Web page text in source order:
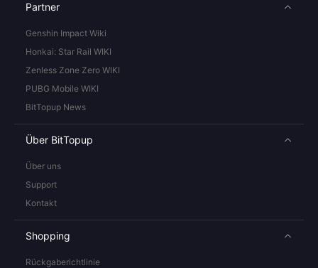
Partner
Genshin Impact Wiki
Honkai: Star Rail WIKI
Zenless Zone Zero WIKI
PUBG Mobile WIKI
BitTopup News
Über BitTopup
Über uns
Support
Kontakt
Shopping
Rückgaberichtlinie